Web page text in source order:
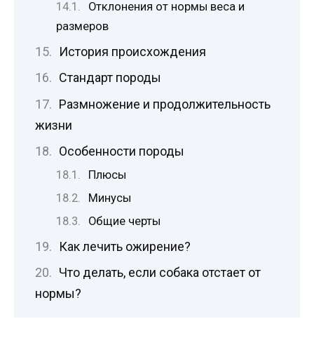
Отклонения от нормы веса и
размеров
История происхождения
Стандарт породы
Размножение и продолжительность
жизни
Особенности породы
Плюсы
Минусы
Общие черты
Как лечить ожирение?
Что делать, если собака отстает от
нормы?